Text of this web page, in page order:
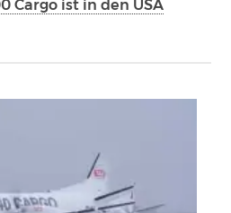
Cargo ist in den USA